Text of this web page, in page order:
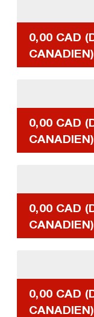
0,00 CAD
CANADIEN)
0,00 CAD
CANADIEN)
0,00 CAD
CANADIEN)
0,00 CAD
CANADIEN)